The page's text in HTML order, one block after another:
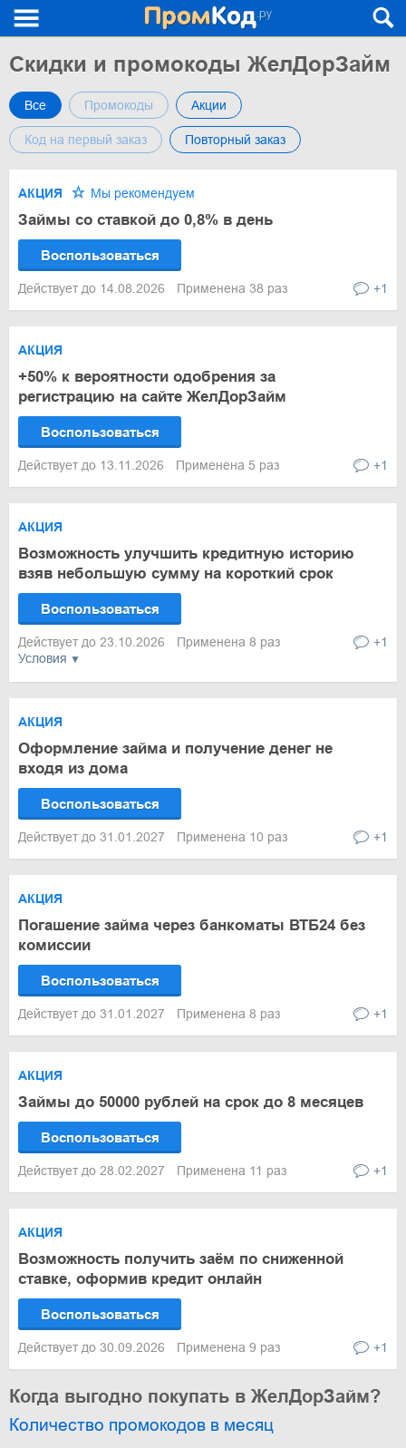
Скидки и промокоды ЖелДорЗайм
Все Промокоды Акции
Код на первый заказ Повторный заказ
АКЦИЯ Мы рекомендуем
Займы со ставкой до 0,8% в день
Воспользоваться
Действует до 14.08.2026 Применена 38 раз +1
АКЦИЯ
+50% к вероятности одобрения за
регистрацию на сайте ЖелДорЗайм
Воспользоваться
Действует до 13.11.2026 Применена 5 раз +1
Условия
АКЦИЯ
Возможность улучшить кредитную историю
взяв небольшую сумму на короткий срок
Воспользоваться
Действует до 23.10.2026 Применена 8 раз +1
АКЦИЯ
Оформление займа и получение денег не
входя из дома
Воспользоваться
Действует до 31.01.2027 Применена 10 раз +1
АКЦИЯ
Погашение займа через банкоматы ВТБ24 без
комиссии
Воспользоваться
Действует до 31.01.2027 Применена 8 раз +1
АКЦИЯ
Займы до 50000 рублей на срок до 8 месяцев
Воспользоваться
Действует до 28.02.2027 Применена 11 раз +1
АКЦИЯ
Возможность получить заём по сниженной
ставке, оформив кредит онлайн
Воспользоваться
Действует до 30.09.2026 Применена 9 раз +1
Когда выгодно покупать в ЖелДорЗайм?
Количество промокодов в месяц